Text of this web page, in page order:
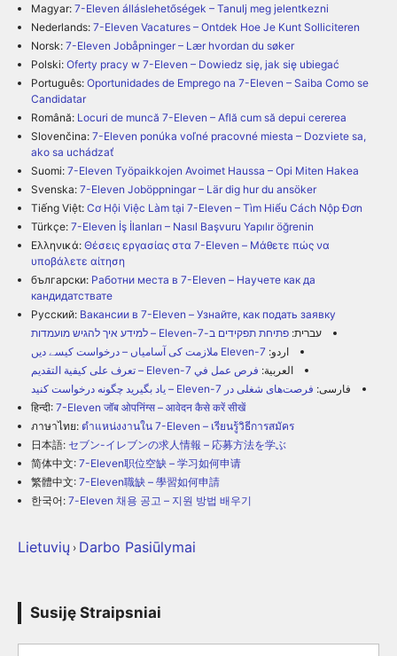
Magyar: 7-Eleven álláslehetőségek – Tanulj meg jelentkezni
Nederlands: 7-Eleven Vacatures – Ontdek Hoe Je Kunt Solliciteren
Norsk: 7-Eleven Jobåpninger – Lær hvordan du søker
Polski: Oferty pracy w 7-Eleven – Dowiedz się, jak się ubiegać
Português: Oportunidades de Emprego na 7-Eleven – Saiba Como se
Candidatar
Română: Locuri de muncă 7-Eleven – Află cum să depui cererea
Slovenčina: 7-Eleven ponúka voľné pracovné miesta – Dozviete sa,
ako sa uchádzať
Suomi: 7-Eleven Työpaikkojen Avoimet Haussa – Opi Miten Hakea
Svenska: 7-Eleven Joböppningar – Lär dig hur du ansöker
Tiếng Việt: Cơ Hội Việc Làm tại 7-Eleven – Tìm Hiểu Cách Nộp Đơn
Türkçe: 7-Eleven İş İlanları – Nasıl Başvuru Yapılır öğrenin
Ελληνικά: Θέσεις εργασίας στα 7-Eleven – Μάθετε πώς να
υποβάλετε αίτηση
български: Работни места в 7-Eleven – Научете как да
кандидатствате
Русский: Вакансии в 7-Eleven – Узнайте, как подать заявку
עברית: פתיחת תפקידים ב-7-Eleven – למידע איך להגיש מועמדות
اردو: 7-Eleven ملازمت کی آسامیاں – درخواست کیسے دیں
العربية: فرص عمل في 7-Eleven – تعرف على كيفية التقديم
فارسی: فرصت‌های شغلی در 7-Eleven – یاد بگیرید چگونه درخواست کنید
हिन्दी: 7-Eleven जॉब ओपनिंग्स – आवेदन कैसे करें सीखें
ภาษาไทย: ตำแหน่งงานใน 7-Eleven – เรียนรู้วิธีการสมัคร
日本語: セブン-イレブンの求人情報 – 応募方法を学ぶ
简体中文: 7-Eleven职位空缺 – 学习如何申请
繁體中文: 7-Eleven職缺 – 學習如何申請
한국어: 7-Eleven 채용 공고 – 지원 방법 배우기
Lietuvių › Darbo Pasiūlymai
Susiję Straipsniai